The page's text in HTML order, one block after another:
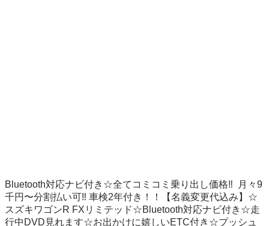
Bluetooth対応ナビ付き☆全てコミコミ乗り出し価格‼️  月々9
千円〜分割払い可‼️ 車検2年付き！！【名義変更代込み】☆
スズキワゴンR FXリミテッド☆Bluetooth対応ナビ付き☆走
行中DVD見れます☆お出かけに嬉しいETC付き☆プッシュ